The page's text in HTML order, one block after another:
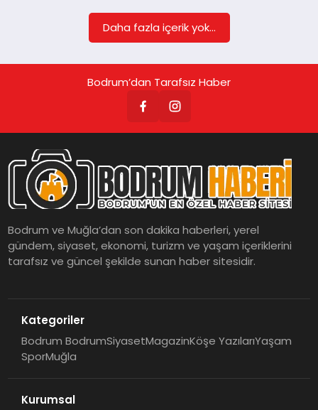
Daha fazla içerik yok...
Bodrum’dan Tarafsız Haber
Bodrum ve Muğla’dan son dakika haberleri, yerel
gündem, siyaset, ekonomi, turizm ve yaşam içeriklerini
tarafsız ve güncel şekilde sunan haber sitesidir.
Kategoriler
Bodrum BodrumSiyasetMagazinKöşe YazılarıYaşam
SporMuğla
Kurumsal